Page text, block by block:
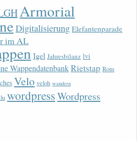
Armorial
Digitalisierung Elefantenparade
im AL
Igel Jahresbilanz lvi
WappendatenbankRietstap Rom
Velo veloh wandern
wordpressWordpress